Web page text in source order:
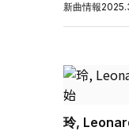
新曲情報
玲,